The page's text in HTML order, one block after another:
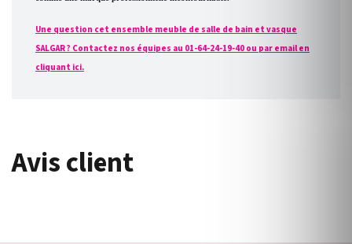
Une question cet ensemble meuble de salle de bain et vasque
SALGAR ? Contactez nos équipes au 01-64-24-19-40 ou par email en
cliquant ici.
Avis client